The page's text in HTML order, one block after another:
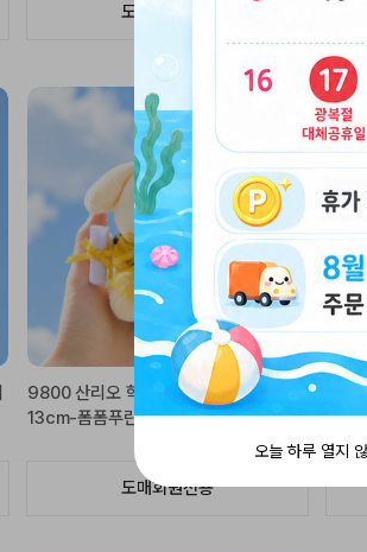
도매회원전용
9800 산리오 학사모 봉제인형 가방고리
13cm-폼폼푸린 [B2-083210]
도매회원전용
오늘 하루 열지 않